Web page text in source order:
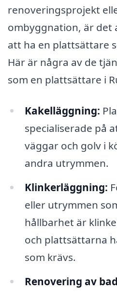
renoveringsprojekt
ombyggnation, är det
att ha en plattsättare
Här är några av de
som en plattsättare i
Kakelläggning:
specialiserade på
väggar och golv i
andra utrymmen.
Klinkerläggning:
eller utrymmen
hållbarhet är
och plattsättarna
som krävs.
Renovering av